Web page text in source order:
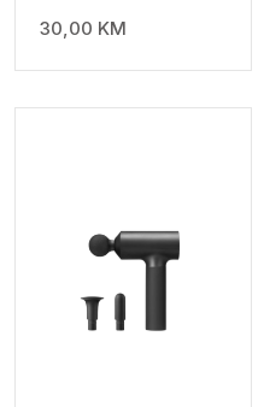
30,00 KM